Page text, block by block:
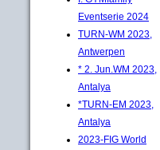
Eventserie 2024
TURN-WM 2023,
Antwerpen
* 2. Jun.WM 2023,
Antalya
*TURN-EM 2023,
Antalya
2023-FIG World